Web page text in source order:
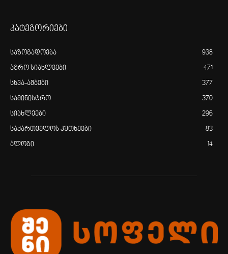
კატეგორიები
საზოგადოება 938
აგრო სიახლეები 471
სხვა-ამბები 377
სამინისტრო 370
სიახლეები 296
საქართველოს კუთხეები 83
ბლოგი 14